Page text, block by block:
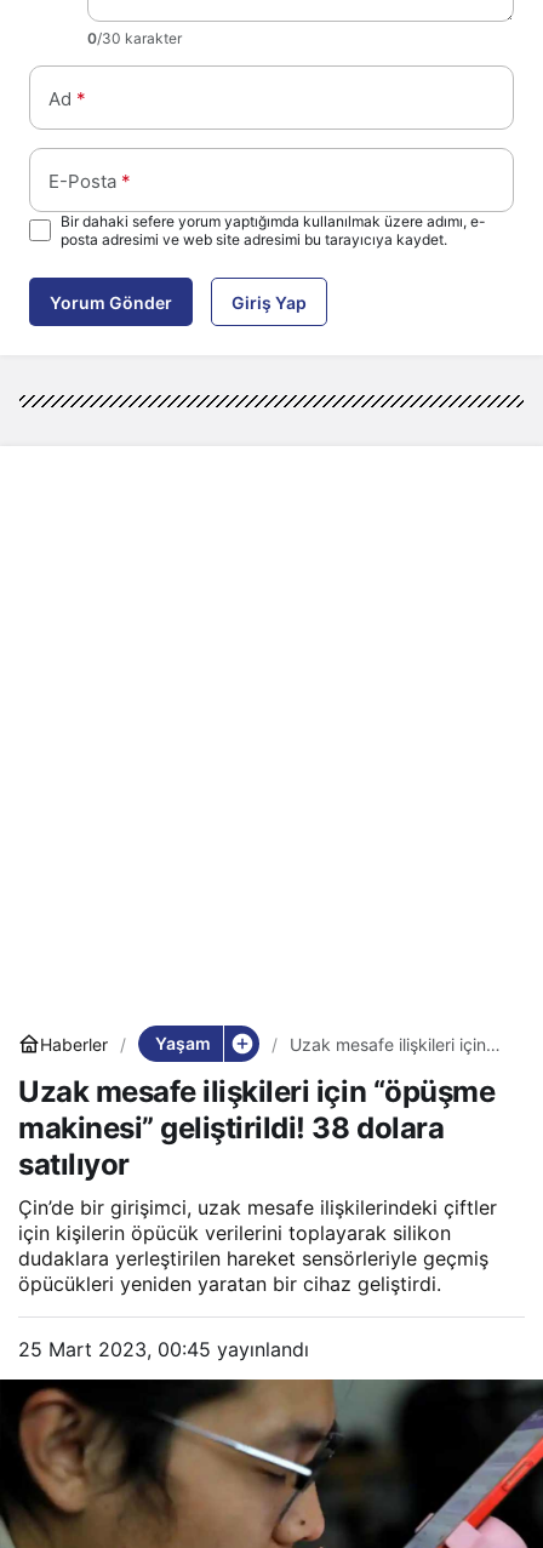
0/30 karakter
Ad *
E-Posta *
Bir dahaki sefere yorum yaptığımda kullanılmak üzere adımı, e-
posta adresimi ve web site adresimi bu tarayıcıya kaydet.
Yorum Gönder Giriş Yap
Haberler Yaşam
Uzak mesafe ilişkileri için
geliştirildi! 38 dolara
satılıyor
Uzak mesafe ilişkileri için “öpüşme
makinesi” geliştirildi! 38 dolara
satılıyor
Çin’de bir girişimci, uzak mesafe ilişkilerindeki çiftler
için kişilerin öpücük verilerini toplayarak silikon
dudaklara yerleştirilen hareket sensörleriyle geçmiş
öpücükleri yeniden yaratan bir cihaz geliştirdi.
25 Mart 2023, 00:45 yayınlandı